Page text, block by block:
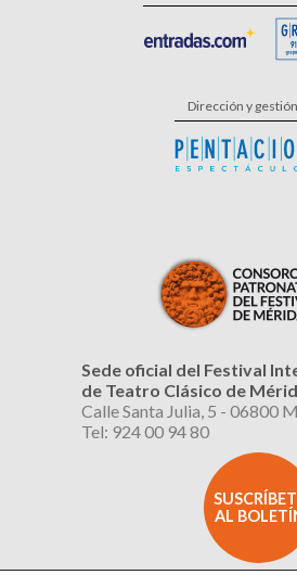
Dirección y gestión
Sede oficial del Festival
de Teatro Clásico de
Calle Santa Julia, 5 - 06800
Tel: 924 00 94 80
AL